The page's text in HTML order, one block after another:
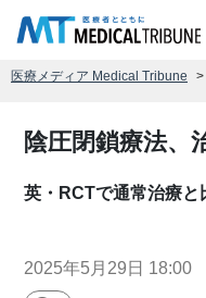
医療メディア Medical Tribune
陰圧閉鎖療法、
英・RCTで通常治療と
2025年5月29日 18:00